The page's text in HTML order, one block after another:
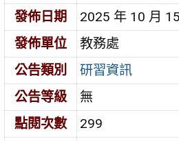
發佈日期
2025 年 10 月
發佈單位
教務處
公告類別
研習資訊
公告等級
無
點閱次數
299